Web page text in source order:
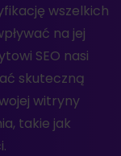
wszelkich
na jej
SEO nasi
skuteczną
witryny
takie jak